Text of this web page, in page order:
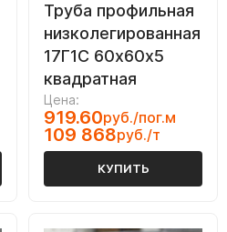
Труба профильная
низколегированная
17Г1С 60х60х5
квадратная
Цена:
919.60руб./пог.м
109 868руб./т
КУПИТЬ